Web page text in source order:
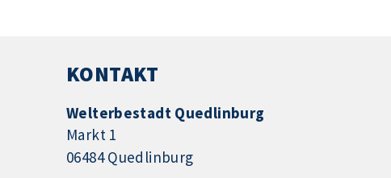
KONTAKT
Welterbestadt Quedlinburg
Markt 1
06484 Quedlinburg